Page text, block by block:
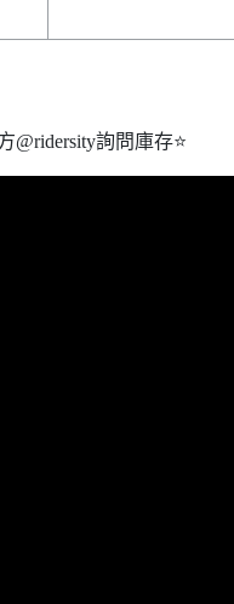
@ridersity詢問庫存⭐️